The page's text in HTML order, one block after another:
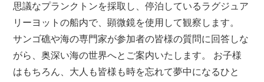
思議なプランクトンを採取し、停泊しているラグジュア
リーヨットの船内で、顕微鏡を使用して観察します。
サンゴ礁や海の専門家が参加者の皆様の質問に回答しな
がら、奥深い海の世界へとご案内いたします。 お子様
はもちろん、大人も皆様も時を忘れて夢中になるひと